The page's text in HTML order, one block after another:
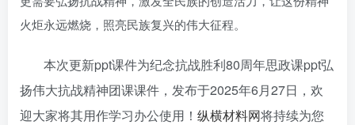
火炬永远燃烧，照亮民族复兴的伟大征程。
本次更新ppt课件为纪念抗战胜利80周年思政课ppt弘
扬伟大抗战精神团课课件，发布于2025年6月27日 ，欢
迎大家将其用作学习办公使用！ 纵横材料网将持续为您